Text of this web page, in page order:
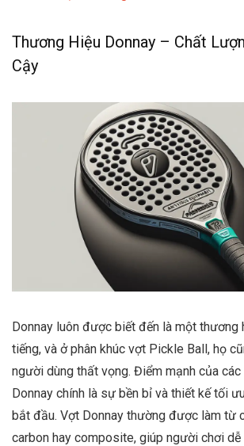
Thương Hiệu Donnay – Chất
Cậy
Donnay luôn được biết đến là một thương
tiếng, và ở phân khúc vợt Pickle Ball, họ
người dùng thất vọng. Điểm mạnh của
Donnay chính là sự bền bỉ và thiết kế tối
bắt đầu. Vợt Donnay thường được làm từ
carbon hay composite, giúp người chơi dễ